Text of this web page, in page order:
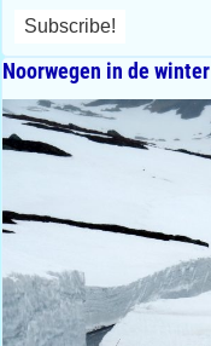
Noorwegen in de winter